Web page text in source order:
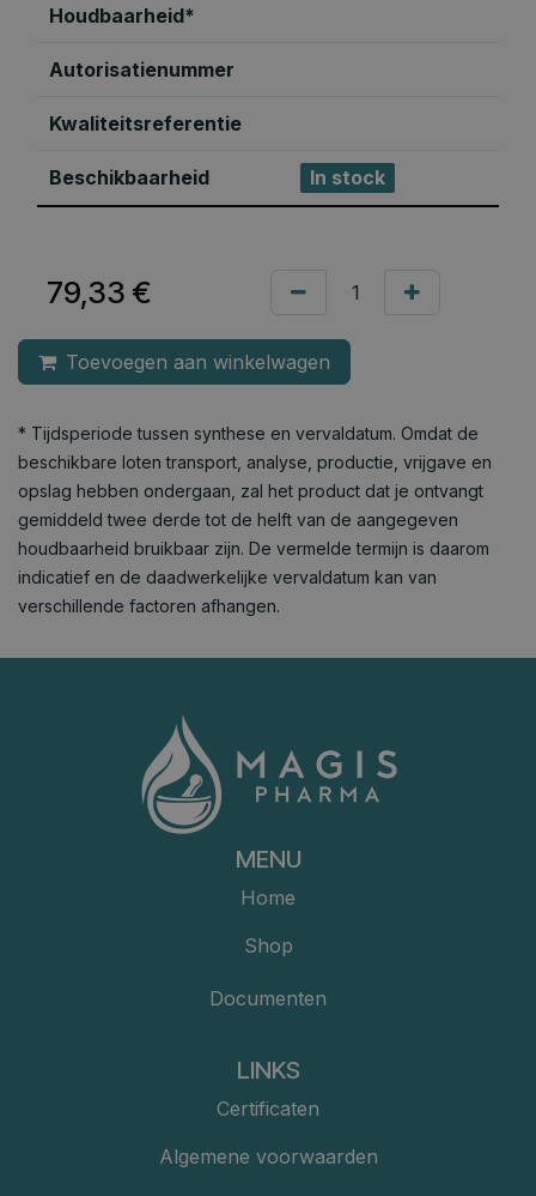
Houdbaarheid*
Autorisatienummer
Kwaliteitsreferentie
Beschikbaarheid In stock
79,33 €
Toevoegen aan winkelwagen
* Tijdsperiode tussen synthese en vervaldatum. Omdat de
beschikbare loten transport, analyse, productie, vrijgave en
opslag hebben ondergaan, zal het product dat je ontvangt
gemiddeld twee derde tot de helft van de aangegeven
houdbaarheid bruikbaar zijn. De vermelde termijn is daarom
indicatief en de daadwerkelijke vervaldatum kan van
verschillende factoren afhangen.
MENU
Home
Shop
Documenten
LINKS
Certificaten
Algemene voorwaarden